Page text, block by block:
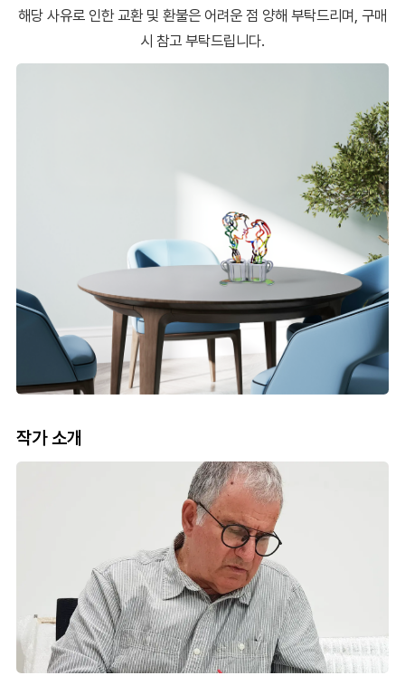
해당 사유로 인한 교환 및 환불은 어려운 점 양해 부탁드리며, 구매
시 참고 부탁드립니다.
작가 소개